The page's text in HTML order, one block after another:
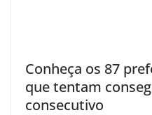
Conheça os 87
que tentam
consecutivo